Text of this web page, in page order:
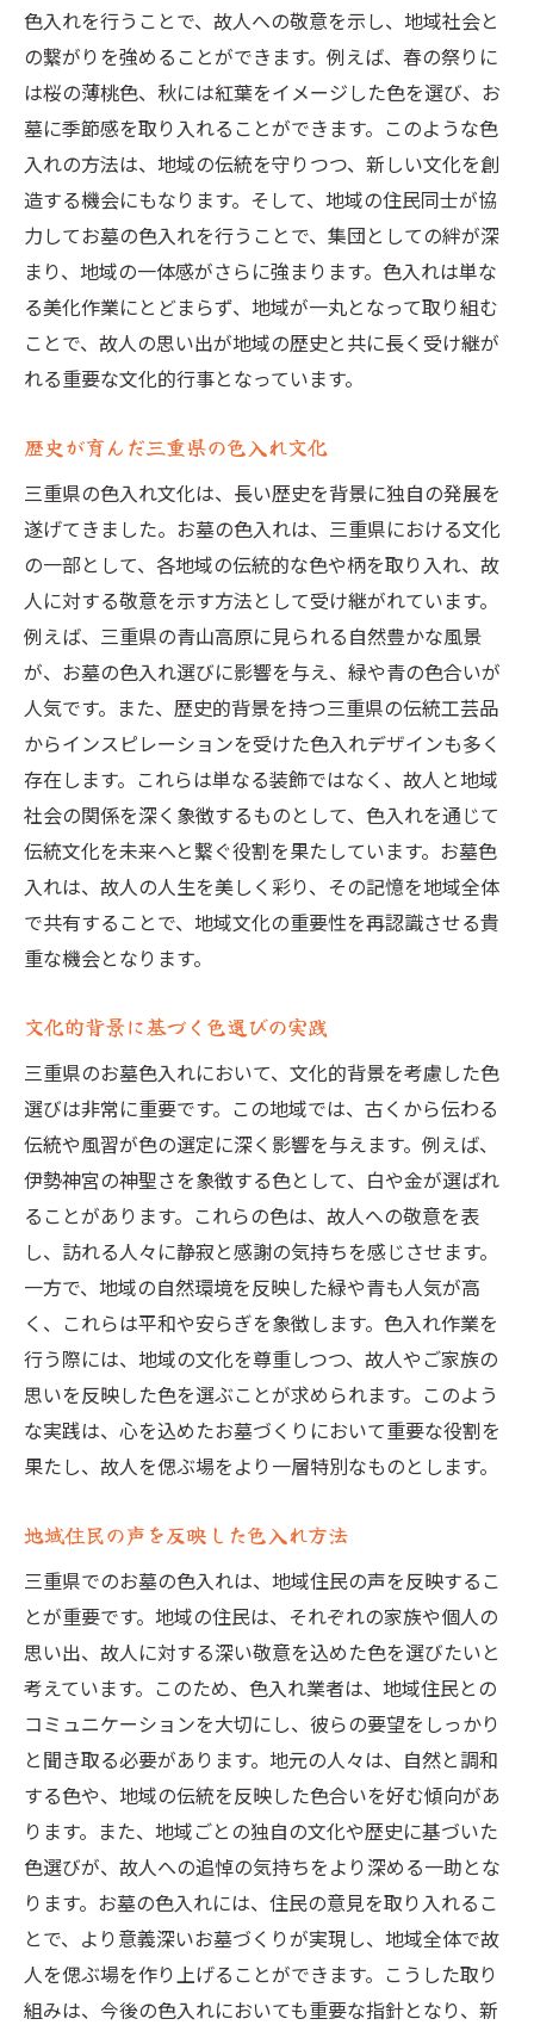
色入れを行うことで、故人への敬意を示し、地域社会と
の繋がりを強めることができます。例えば、春の祭りに
は桜の薄桃色、秋には紅葉をイメージした色を選び、お
墓に季節感を取り入れることができます。このような色
入れの方法は、地域の伝統を守りつつ、新しい文化を創
造する機会にもなります。そして、地域の住民同士が協
力してお墓の色入れを行うことで、集団としての絆が深
まり、地域の一体感がさらに強まります。色入れは単な
る美化作業にとどまらず、地域が一丸となって取り組む
ことで、故人の思い出が地域の歴史と共に長く受け継が
れる重要な文化的行事となっています。
歴史が育んだ三重県の色入れ文化
三重県の色入れ文化は、長い歴史を背景に独自の発展を
遂げてきました。お墓の色入れは、三重県における文化
の一部として、各地域の伝統的な色や柄を取り入れ、故
人に対する敬意を示す方法として受け継がれています。
例えば、三重県の青山高原に見られる自然豊かな風景
が、お墓の色入れ選びに影響を与え、緑や青の色合いが
人気です。また、歴史的背景を持つ三重県の伝統工芸品
からインスピレーションを受けた色入れデザインも多く
存在します。これらは単なる装飾ではなく、故人と地域
社会の関係を深く象徴するものとして、色入れを通じて
伝統文化を未来へと繋ぐ役割を果たしています。お墓色
入れは、故人の人生を美しく彩り、その記憶を地域全体
で共有することで、地域文化の重要性を再認識させる貴
重な機会となります。
文化的背景に基づく色選びの実践
三重県のお墓色入れにおいて、文化的背景を考慮した色
選びは非常に重要です。この地域では、古くから伝わる
伝統や風習が色の選定に深く影響を与えます。例えば、
伊勢神宮の神聖さを象徴する色として、白や金が選ばれ
ることがあります。これらの色は、故人への敬意を表
し、訪れる人々に静寂と感謝の気持ちを感じさせます。
一方で、地域の自然環境を反映した緑や青も人気が高
く、これらは平和や安らぎを象徴します。色入れ作業を
行う際には、地域の文化を尊重しつつ、故人やご家族の
思いを反映した色を選ぶことが求められます。このよう
な実践は、心を込めたお墓づくりにおいて重要な役割を
果たし、故人を偲ぶ場をより一層特別なものとします。
地域住民の声を反映した色入れ方法
三重県でのお墓の色入れは、地域住民の声を反映するこ
とが重要です。地域の住民は、それぞれの家族や個人の
思い出、故人に対する深い敬意を込めた色を選びたいと
考えています。このため、色入れ業者は、地域住民との
コミュニケーションを大切にし、彼らの要望をしっかり
と聞き取る必要があります。地元の人々は、自然と調和
する色や、地域の伝統を反映した色合いを好む傾向があ
ります。また、地域ごとの独自の文化や歴史に基づいた
色選びが、故人への追悼の気持ちをより深める一助とな
ります。お墓の色入れには、住民の意見を取り入れるこ
とで、より意義深いお墓づくりが実現し、地域全体で故
人を偲ぶ場を作り上げることができます。こうした取り
組みは、今後の色入れにおいても重要な指針となり、新